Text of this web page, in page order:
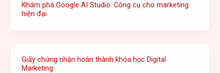
Khám phá Google AI Studio: Công cụ cho marketing
hiện đại
Giấy chứng nhận hoàn thành khóa học Digital
Marketing